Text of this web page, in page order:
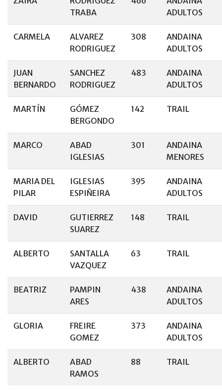
TRABA
ADULTOS
CARMELA
ALVAREZ
RODRIGUEZ
308
ANDAINA
ADULTOS
JUAN
BERNARDO
SANCHEZ
RODRIGUEZ
483
ANDAINA
ADULTOS
MARTÍN
GÓMEZ
BERGONDO
142 TRAIL
MARCO
ABAD
IGLESIAS
301
ANDAINA
MENORES
MARIA DEL
PILAR
IGLESIAS
ESPIÑEIRA
395
ANDAINA
ADULTOS
DAVID
GUTIERREZ
SUAREZ
148 TRAIL
ALBERTO
SANTALLA
VAZQUEZ
63 TRAIL
BEATRIZ
PAMPIN
ARES
438
ANDAINA
ADULTOS
GLORIA
FREIRE
GOMEZ
373
ANDAINA
ADULTOS
ALBERTO
ABAD
RAMOS
88 TRAIL